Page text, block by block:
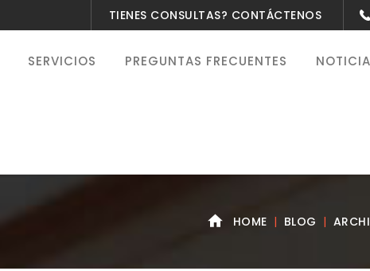
TIENES CONSULTAS? CONTÁCTENOS
SERVICIOS PREGUNTAS FRECUENTES
HOME BLOG